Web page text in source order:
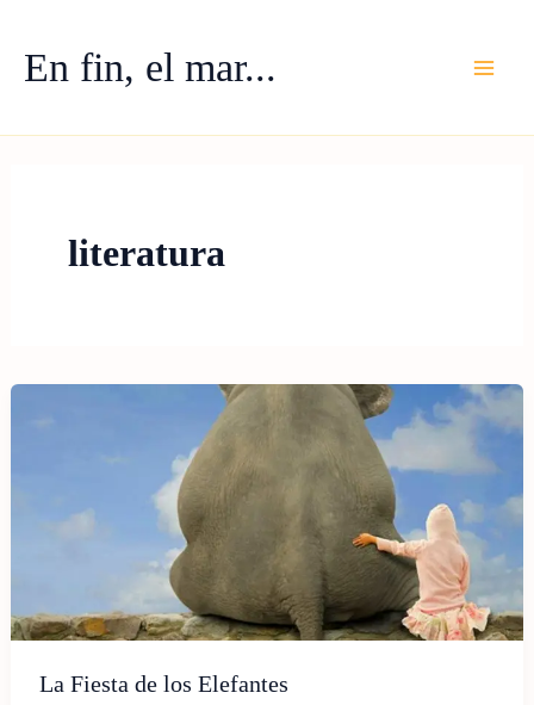
contenido
En fin, el mar...
literatura
La Fiesta de los Elefantes